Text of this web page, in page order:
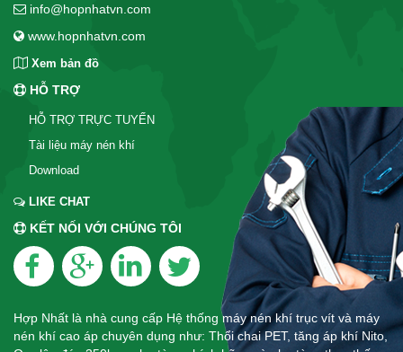
info@hopnhatvn.com
www.hopnhatvn.com
Xem bản đồ
HỖ TRỢ
HỖ TRỢ TRỰC TUYẾN
Tài liệu máy nén khí
Download
LIKE CHAT
KẾT NỐI VỚI CHÚNG TÔI
Hợp Nhất là nhà cung cấp Hệ thống máy nén khí trục vít và máy
nén khí cao áp chuyên dụng như: Thổi chai PET, tăng áp khí Nito,